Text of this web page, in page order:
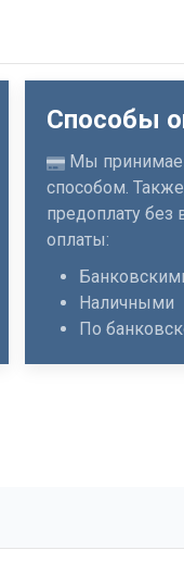
Способы
Мы
способом.
предоплату без
оплаты:
Наличными
По